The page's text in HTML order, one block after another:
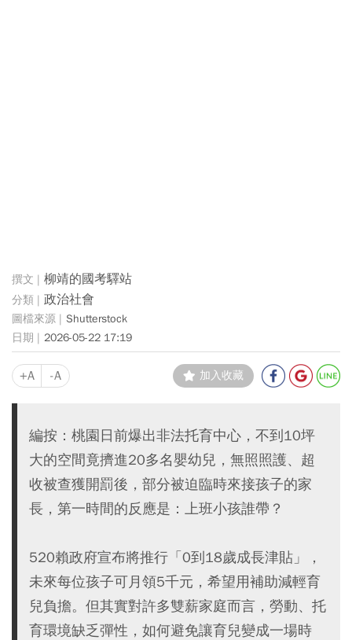
柳靖的國考驛站
政治社會
Shutterstock
2026-05-22 17:19
+A -A 加入收藏
編按：桃園日前爆出非法托育中心，不到10坪
大的空間竟擠進20多名嬰幼兒，無照照護、超
收被查獲開罰後，部分被迫臨時來接孩子的家
長，第一時間的反應是：上班小孩誰帶？
520賴政府宣布將推行「0到18歲成長津貼」，
未來每位孩子可月領5千元，希望用補助減輕育
兒負擔。但其實對許多雙薪家庭而言，勞動、托
育環境缺乏彈性，如何避免讓育兒變成一場時